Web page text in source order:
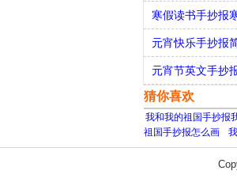
寒假读书手抄报
元宵快乐手抄报
元宵节英文手抄
猜你喜欢
我和我的祖国手抄报
祖国手抄报怎么画